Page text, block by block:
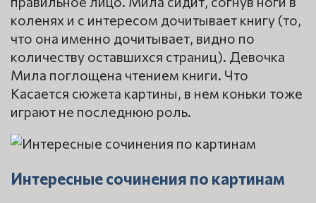
коленях и с интересом дочитывает книгу (то,
что она именно дочитывает, видно по
количеству оставшихся страниц). Девочка
Мила поглощена чтением книги. Что
Касается сюжета картины, в нем коньки тоже
играют не последнюю роль.
Интересные сочинения по картинам